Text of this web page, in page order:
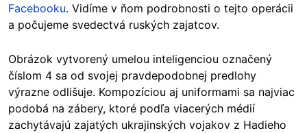
Facebooku. Vidíme v ňom podrobnosti o tejto operácii
a počujeme svedectvá ruských zajatcov.
Obrázok vytvorený umelou inteligenciou označený
číslom 4 sa od svojej pravdepodobnej predlohy
výrazne odlišuje. Kompozíciou aj uniformami sa najviac
podobá na zábery, ktoré podľa viacerých médií
zachytávajú zajatých ukrajinských vojakov z Hadieho